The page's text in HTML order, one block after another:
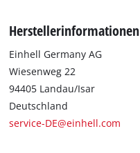
Herstellerinformationen
Einhell Germany AG
Wiesenweg 22
94405 Landau/Isar
Deutschland
service-DE@einhell.com